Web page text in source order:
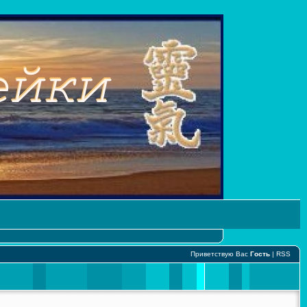
Приветствую Вас Гость | RSS